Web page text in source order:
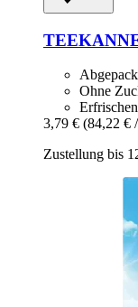
Ohne
3,79 € (84,22 €
Zustellung bis